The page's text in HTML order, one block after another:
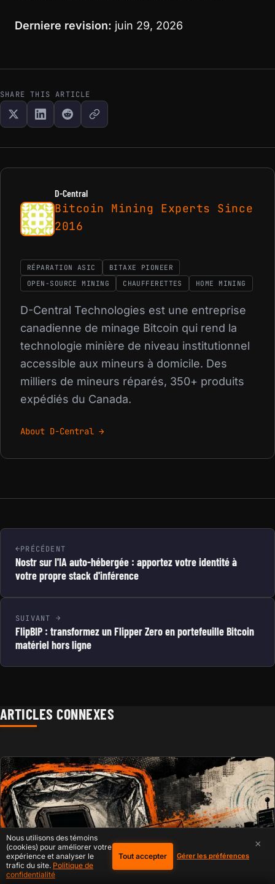
Derniere revision: juin 29, 2026
SHARE THIS ARTICLE
D-Central
Bitcoin Mining Experts Since
2016
RÉPARATION ASIC
BITAXE PIONEER
OPEN-SOURCE MINING
CHAUFFERETTES HOME MINING
D-Central Technologies est une entreprise
canadienne de minage Bitcoin qui rend la
technologie minière de niveau institutionnel
accessible aux mineurs à domicile. Des
milliers de mineurs réparés, 350+ produits
expédiés du Canada.
About D-Central →
PRÉCÉDENT
Nostr sur l'IA auto-hébergée : apportez votre identité à
votre propre stack d'inférence
SUIVANT
FlipBIP : transformez un Flipper Zero en portefeuille Bitcoin
matériel hors ligne
ARTICLES CONNEXES
×
Nous utilisons des témoins
(cookies) pour améliorer votre
expérience et analyser le
trafic du site. Politique de
confidentialité
Tout accepter Gérer les préférences